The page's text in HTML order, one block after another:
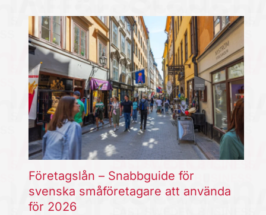
Företagslån – Snabbguide för
svenska småföretagare att använda
för 2026